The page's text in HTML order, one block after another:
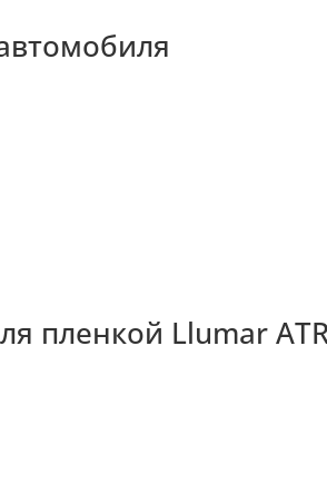
пленкой Llumar